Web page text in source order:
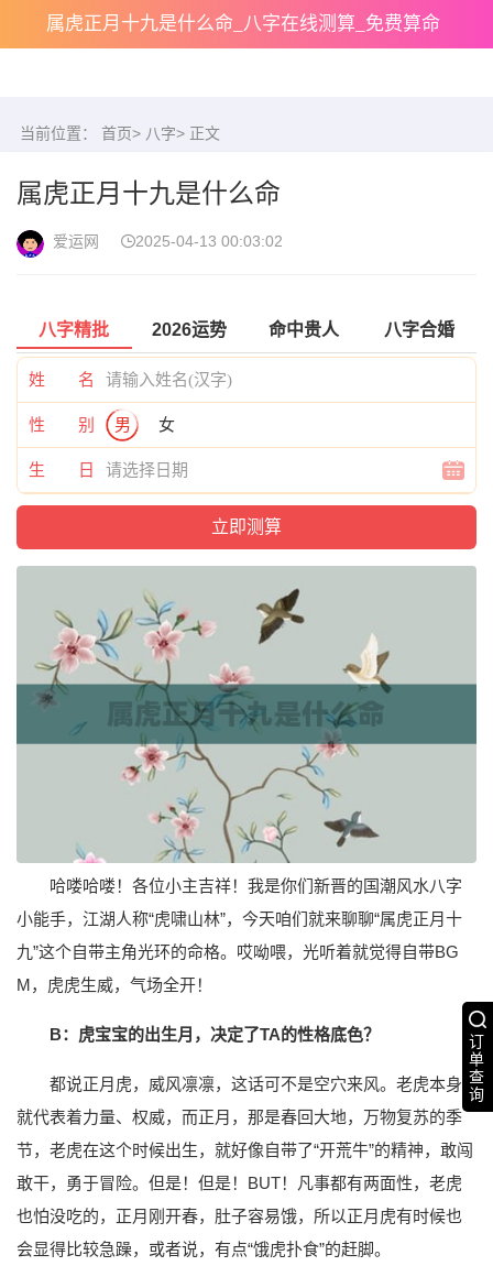
属虎正月十九是什么命_八字在线测算_免费算命
订
单
查
询
当前位置： 首页> 八字> 正文
属虎正月十九是什么命
爱运网 2025-04-13 00:03:02
八字精批 2026运势 命中贵人 八字合婚
姓 名
性 别 男 女
生 日
哈喽哈喽！各位小主吉祥！我是你们新晋的国潮风水八字
小能手，江湖人称“虎啸山林”，今天咱们就来聊聊“属虎正月十
九”这个自带主角光环的命格。哎呦喂，光听着就觉得自带BG
M，虎虎生威，气场全开！
B：虎宝宝的出生月，决定了TA的性格底色？
都说正月虎，威风凛凛，这话可不是空穴来风。老虎本身
就代表着力量、权威，而正月，那是春回大地，万物复苏的季
节，老虎在这个时候出生，就好像自带了“开荒牛”的精神，敢闯
敢干，勇于冒险。但是！但是！BUT！凡事都有两面性，老虎
也怕没吃的，正月刚开春，肚子容易饿，所以正月虎有时候也
会显得比较急躁，或者说，有点“饿虎扑食”的赶脚。